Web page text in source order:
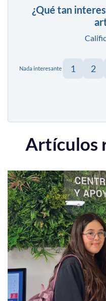
¿Qué tan
Nada interesante 1 2
Artículos